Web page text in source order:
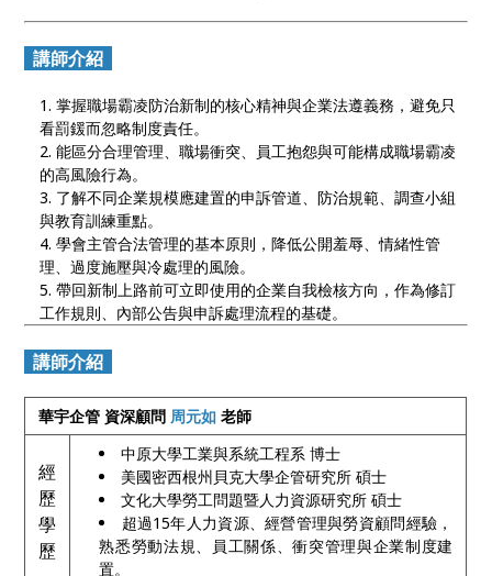
講師介紹
掌握職場霸凌防治新制的核心精神與企業法遵義務，避免只
看罰鍰而忽略制度責任。
能區分合理管理、職場衝突、員工抱怨與可能構成職場霸凌
的高風險行為。
了解不同企業規模應建置的申訴管道、防治規範、調查小組
與教育訓練重點。
學會主管合法管理的基本原則，降低公開羞辱、情緒性管
理、過度施壓與冷處理的風險。
帶回新制上路前可立即使用的企業自我檢核方向，作為修訂
工作規則、內部公告與申訴處理流程的基礎。
講師介紹
華宇企管 資深顧問 周元如 老師
經
歷
學
歷
中原大學工業與系統工程系 博士
美國密西根州貝克大學企管研究所 碩士
文化大學勞工問題暨人力資源研究所 碩士
超過15年人力資源、經營管理與勞資顧問經驗，
熟悉勞動法規、員工關係、衝突管理與企業制度建
置。